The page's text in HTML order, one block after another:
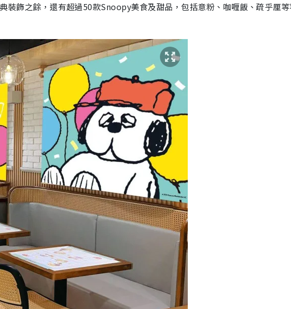
裝飾之餘，還有超過50款Snoopy美食及甜品，包括意粉、咖喱飯、疏乎厘